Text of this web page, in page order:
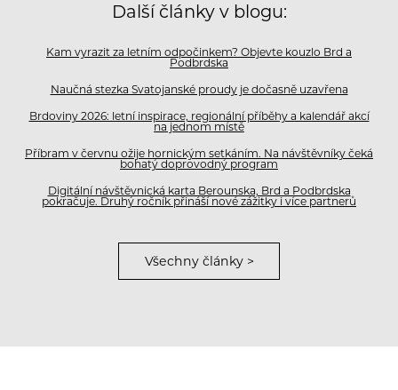
Další články v blogu:
Kam vyrazit za letním odpočinkem? Objevte kouzlo Brd a
Podbrdska
Naučná stezka Svatojanské proudy je dočasně uzavřena
Brdoviny 2026: letní inspirace, regionální příběhy a kalendář akcí
na jednom místě
Příbram v červnu ožije hornickým setkáním. Na návštěvníky čeká
bohatý doprovodný program
Digitální návštěvnická karta Berounska, Brd a Podbrdska
pokračuje. Druhý ročník přináší nové zážitky i více partnerů
Všechny články >